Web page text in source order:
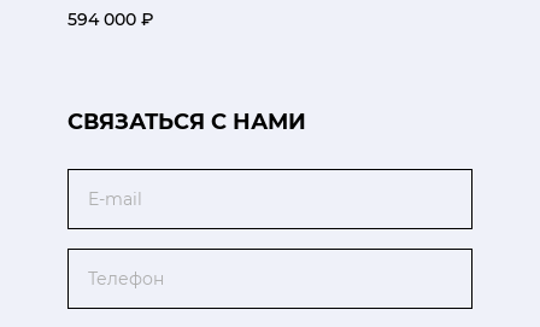
594 000 ₽
CВЯЗАТЬСЯ С НАМИ